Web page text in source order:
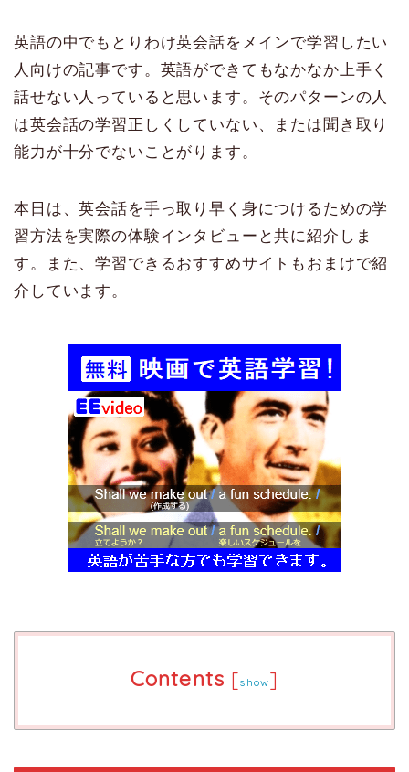
英語の中でもとりわけ英会話をメインで学習したい
人向けの記事です。英語ができてもなかなか上手く
話せない人っていると思います。そのパターンの人
は英会話の学習正しくしていない、または聞き取り
能力が十分でないことがります。
本日は、英会話を手っ取り早く身につけるための学
習方法を実際の体験インタビューと共に紹介しま
す。また、学習できるおすすめサイトもおまけで紹
介しています。
Contents [show]